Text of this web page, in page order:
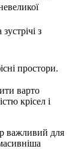
з
простори.
варто
крісел і
важливий для